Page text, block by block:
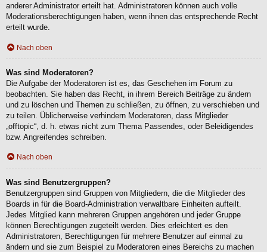
anderer Administrator erteilt hat. Administratoren können auch volle
Moderationsberechtigungen haben, wenn ihnen das entsprechende Recht
erteilt wurde.
Nach oben
Was sind Moderatoren?
Die Aufgabe der Moderatoren ist es, das Geschehen im Forum zu
beobachten. Sie haben das Recht, in ihrem Bereich Beiträge zu ändern
und zu löschen und Themen zu schließen, zu öffnen, zu verschieben und
zu teilen. Üblicherweise verhindern Moderatoren, dass Mitglieder
„offtopic“, d. h. etwas nicht zum Thema Passendes, oder Beleidigendes
bzw. Angreifendes schreiben.
Nach oben
Was sind Benutzergruppen?
Benutzergruppen sind Gruppen von Mitgliedern, die die Mitglieder des
Boards in für die Board-Administration verwaltbare Einheiten aufteilt.
Jedes Mitglied kann mehreren Gruppen angehören und jeder Gruppe
können Berechtigungen zugeteilt werden. Dies erleichtert es den
Administratoren, Berechtigungen für mehrere Benutzer auf einmal zu
ändern und sie zum Beispiel zu Moderatoren eines Bereichs zu machen